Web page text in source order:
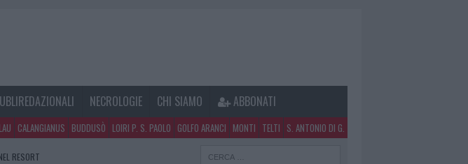
NECROLOGIE CHI SIAMO ABBONATI
CALANGIANUS BUDDUSÒ LOIRI P. S. PAOLO GOLFO ARANCI MONTI TELTI S. ANTONIO DI G.
RESORT